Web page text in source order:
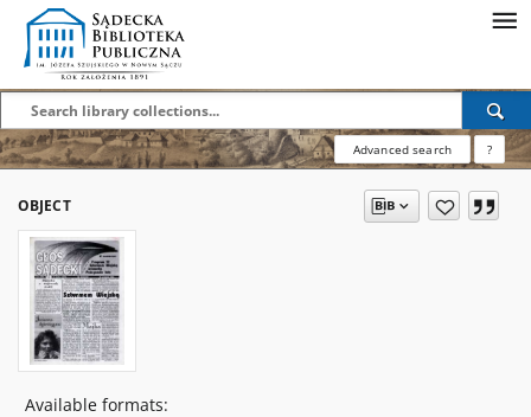
Advanced search ?
OBJECT
Available formats: